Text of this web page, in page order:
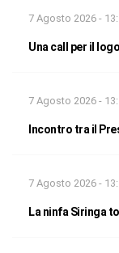
7 Agosto 2026 -
Una call per il
7 Agosto 2026 -
Incontro tra il
7 Agosto 2026 -
La ninfa Siringa